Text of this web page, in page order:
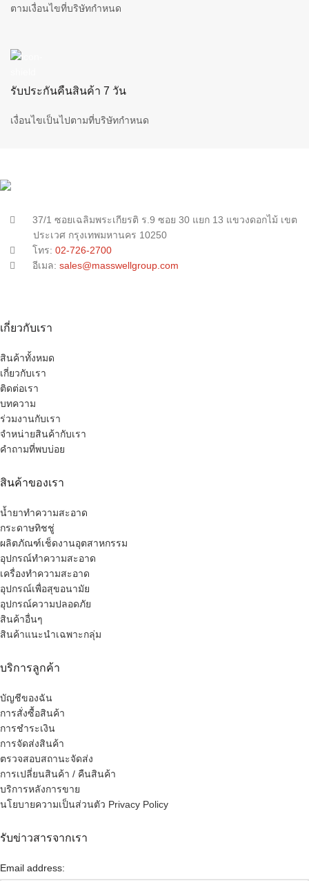
ตามเงื่อนไขที่บริษัทกำหนด
รับประกันคืนสินค้า 7 วัน
เงื่อนไขเป็นไปตามที่บริษัทกำหนด
37/1 ซอยเฉลิมพระเกียรติ ร.9 ซอย 30 แยก 13 แขวงดอกไม้ เขต
ประเวศ กรุงเทพมหานคร 10250
โทร: 02-726-2700
อีเมล: sales@masswellgroup.com
เกี่ยวกับเรา
สินค้าทั้งหมด
เกี่ยวกับเรา
ติดต่อเรา
บทความ
ร่วมงานกับเรา
จำหน่ายสินค้ากับเรา
คำถามที่พบบ่อย
สินค้าของเรา
น้ำยาทำความสะอาด
กระดาษทิชชู่
ผลิตภัณฑ์เช็ดงานอุตสาหกรรม
อุปกรณ์ทำความสะอาด
เครื่องทำความสะอาด
อุปกรณ์เพื่อสุขอนามัย
อุปกรณ์ความปลอดภัย
สินค้าอื่นๆ
สินค้าแนะนำเฉพาะกลุ่ม
บริการลูกค้า
บัญชีของฉัน
การสั่งซื้อสินค้า
การชำระเงิน
การจัดส่งสินค้า
ตรวจสอบสถานะจัดส่ง
การเปลี่ยนสินค้า / คืนสินค้า
บริการหลังการขาย
นโยบายความเป็นส่วนตัว Privacy Policy
รับข่าวสารจากเรา
Email address: